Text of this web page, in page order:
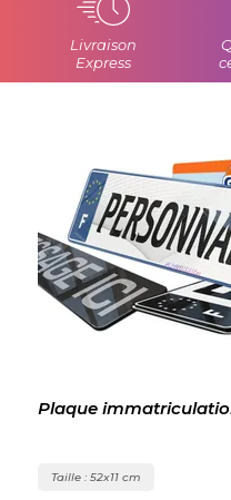
Livraison
Express
Plaque
Taille : 52x11 cm